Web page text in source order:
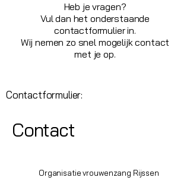
Heb je vragen?
Vul dan het onderstaande
contactformulier in.
Wij nemen zo snel mogelijk contact
met je op.
Contactformulier:
Contact
Organisatie vrouwenzang Rijssen